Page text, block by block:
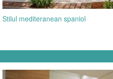
Stilul mediteranean spaniol